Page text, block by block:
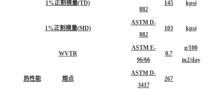
1%正割模量(TD)
882
145 kpsi
1%正割模量(MD)
ASTM D-
882
103 kpsi
WVTR
ASTM E-
96/66
0.7
g/100
in2/day
热性能 熔点
ASTM D-
3417
267